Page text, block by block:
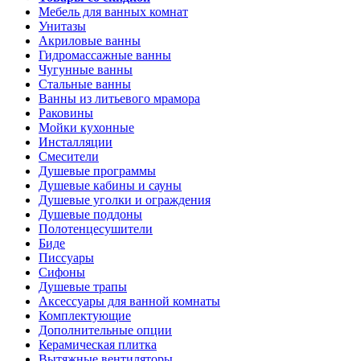
Мебель для ванных комнат
Унитазы
Акриловые ванны
Гидромассажные ванны
Чугунные ванны
Стальные ванны
Ванны из литьевого мрамора
Раковины
Мойки кухонные
Инсталляции
Смесители
Душевые программы
Душевые кабины и сауны
Душевые уголки и ограждения
Душевые поддоны
Полотенцесушители
Биде
Писсуары
Сифоны
Душевые трапы
Аксессуары для ванной комнаты
Комплектующие
Дополнительные опции
Керамическая плитка